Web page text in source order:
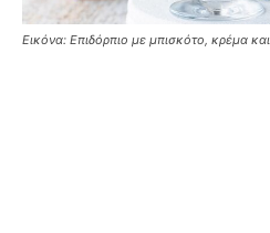
Εικόνα: Επιδόρπιο με μπισκότο, κρέμα και